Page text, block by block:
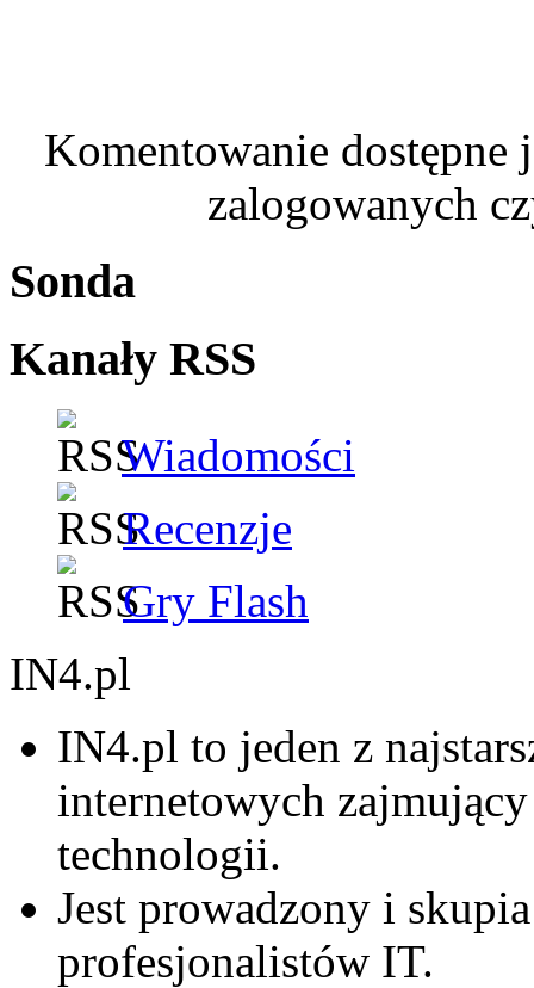
Komentowanie
zalogowanych
Sonda
Kanały RSS
Wiadomości
Recenzje
Gry Flash
IN4.pl
IN4.pl to jeden z
internetowych
technologii.
Jest prowadzony i
profesjonalistów IT.